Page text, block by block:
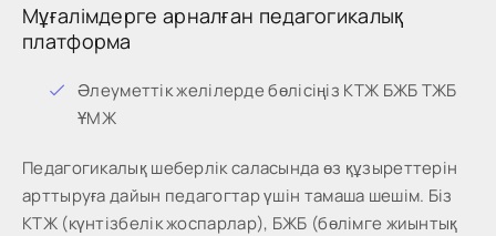
Мұғалімдерге арналған педагогикалық
платформа
Әлеуметтік желілерде бөлісіңіз КТЖ БЖБ ТЖБ
ҰМЖ
Педагогикалық шеберлік саласында өз құзыреттерін
арттыруға дайын педагогтар үшін тамаша шешім. Біз
КТЖ (күнтізбелік жоспарлар), БЖБ (бөлімге жиынтық